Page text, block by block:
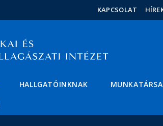
KAPCSOLAT
HALLGATÓINKNAK